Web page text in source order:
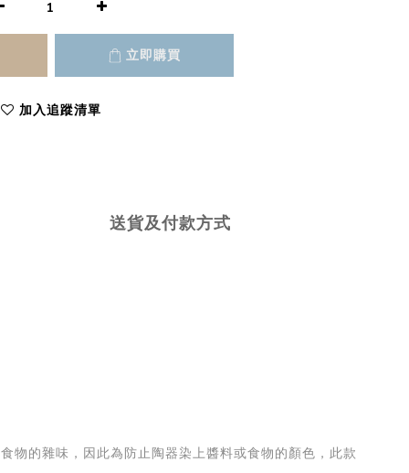
立即購買
加入追蹤清單
送貨及付款方式
物的雜味，因此為防止陶器染上醬料或食物的顏色，此款